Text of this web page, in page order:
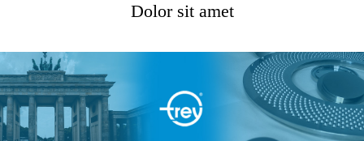
Dolor sit amet